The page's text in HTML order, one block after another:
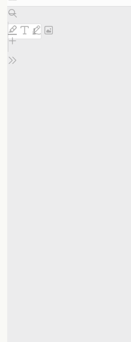
au
contenu
PDF